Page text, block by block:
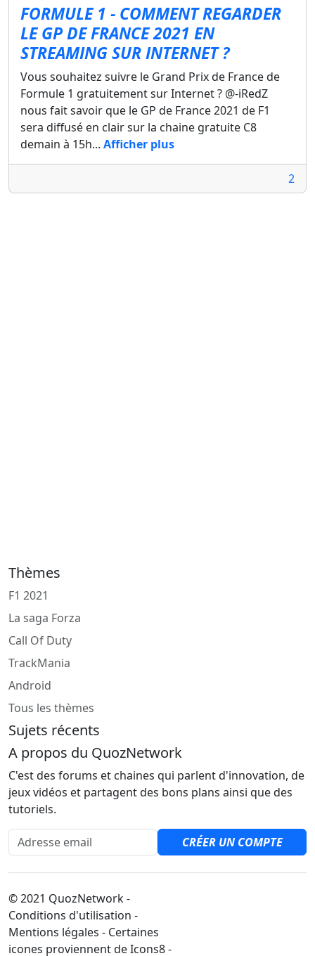
FORMULE 1 - COMMENT REGARDER
LE GP DE FRANCE 2021 EN
STREAMING SUR INTERNET ?
Vous souhaitez suivre le Grand Prix de France de
Formule 1 gratuitement sur Internet ? @-iRedZ
nous fait savoir que le GP de France 2021 de F1
sera diffusé en clair sur la chaine gratuite C8
demain à 15h... Afficher plus
2
Thèmes
F1 2021
La saga Forza
Call Of Duty
TrackMania
Android
Tous les thèmes
Sujets récents
A propos du QuozNetwork
C'est des forums et chaines qui parlent d'innovation, de
jeux vidéos et partagent des bons plans ainsi que des
tutoriels.
Adresse email
CRÉER UN COMPTE
© 2021 QuozNetwork -
Conditions d'utilisation -
Mentions légales - Certaines
icones proviennent de Icons8 -